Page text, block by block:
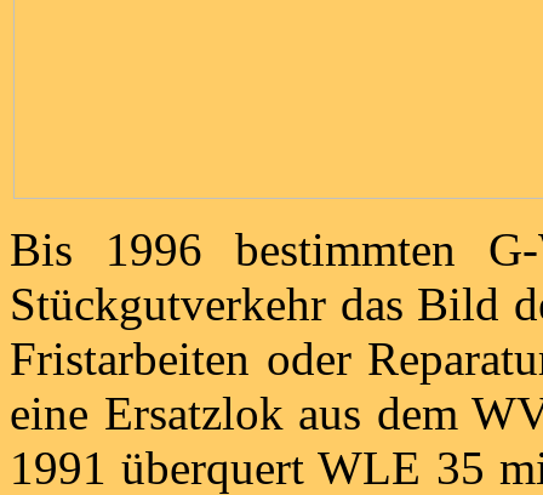
Bis 1996 bestimmten
Stückgutverkehr das Bild
Fristarbeiten oder
eine Ersatzlok aus dem
1991 überquert WLE 35